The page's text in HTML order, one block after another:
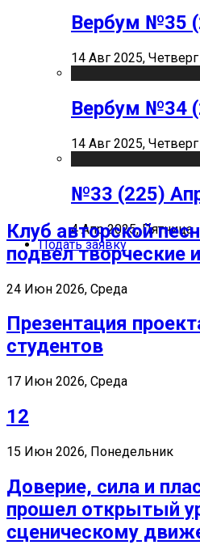
Вербум №35
14 Авг 2025, Четверг
Вербум №34
14 Авг 2025, Четверг
№33 (225)
4 Апр 2025, Пятница
Подать заявку
Клуб авторской
подвел творческие
24 Июн 2026, Среда
Презентация
студентов
17 Июн 2026, Среда
12
15 Июн 2026, Понедельник
Доверие, сила и
прошел открытый
сценическому